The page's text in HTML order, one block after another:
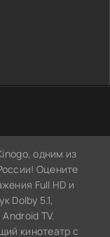
одним из
Оцените
Full HD и
Dolby 5.1,
TV.
кинотеатр с